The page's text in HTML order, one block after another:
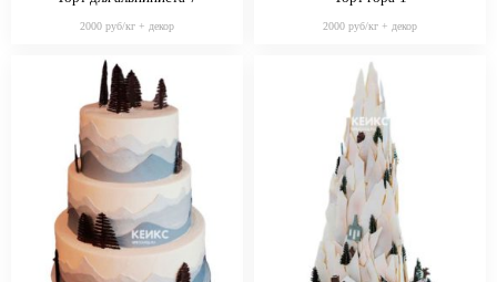
2000 руб/кг + декор 2000 руб/кг + декор